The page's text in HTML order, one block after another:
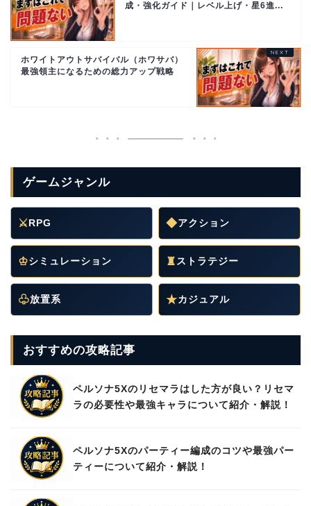
成・強化ガイド｜レベル上げ・星6進...
ホワイトアウトサバイバル（ホワサバ）
最強領主になるための総力アップ戦略
ゲームジャンル
⚔RPG ◆アクション
♔シミュレーション ♜ ストラテジー
♧放置系 ★カジュアル
おすすめの攻略記事
ペルソナ5Xのリセマラはした方が良い？リセマ
ラの必要性や最強キャラについて紹介・解説！
ペルソナ5Xのパーティー編成のコツや最強パー
ティーについて紹介・解説！